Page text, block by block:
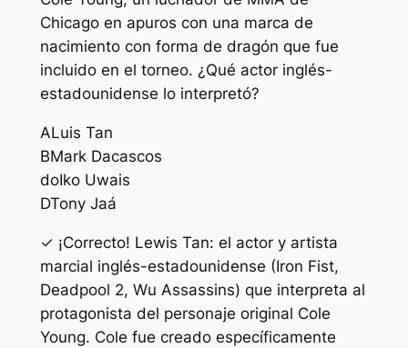
Chicago en apuros con una marca de
nacimiento con forma de dragón que fue
incluido en el torneo. ¿Qué actor inglés-
estadounidense lo interpretó?
ALuis Tan
BMark Dacascos
doIko Uwais
DTony Jaá
✓ ¡Correcto! Lewis Tan: el actor y artista
marcial inglés-estadounidense (Iron Fist,
Deadpool 2, Wu Assassins) que interpreta al
protagonista del personaje original Cole
Young. Cole fue creado específicamente